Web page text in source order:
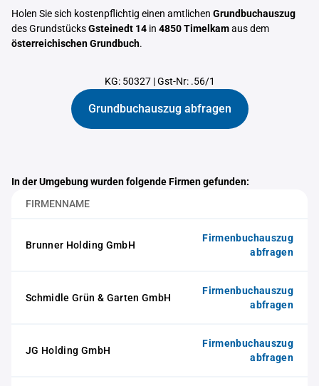
Holen Sie sich kostenpflichtig einen amtlichen Grundbuchauszug
des GrundstücksGsteinedt 14 in 4850 Timelkamaus dem
österreichischen Grundbuch.
KG: 50327|Gst-Nr: .56/1
Grundbuchauszug abfragen
In der Umgebung wurden folgende Firmen gefunden:
FIRMENNAME
Brunner Holding GmbH
Firmenbuchauszug
abfragen
Schmidle Grün & Garten GmbH
Firmenbuchauszug
abfragen
JG Holding GmbH
Firmenbuchauszug
abfragen